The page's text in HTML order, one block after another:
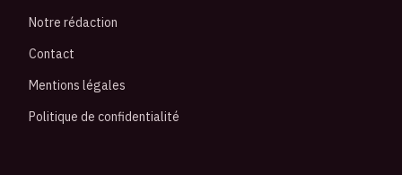
Notre rédaction
Contact
Mentions légales
Politique de confidentialité